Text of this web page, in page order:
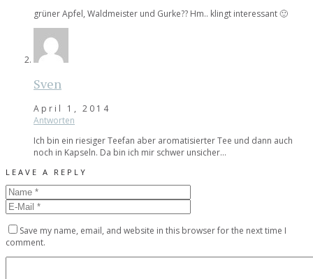
grüner Apfel, Waldmeister und Gurke?? Hm.. klingt interessant 🙂
Sven
April 1, 2014
Antworten
Ich bin ein riesiger Teefan aber aromatisierter Tee und dann auch
noch in Kapseln. Da bin ich mir schwer unsicher…
LEAVE A REPLY
Save my name, email, and website in this browser for the next time I
comment.